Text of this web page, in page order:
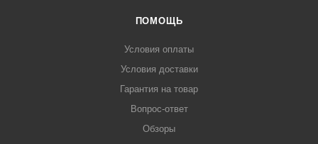
ПОМОЩЬ
Условия оплаты
Условия доставки
Гарантия на товар
Вопрос-ответ
Обзоры